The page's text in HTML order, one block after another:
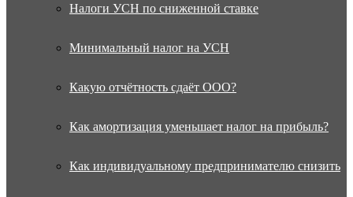
Налоги УСН по сниженной ставке
Минимальный налог на УСН
Какую отчётность сдаёт ООО?
Как амортизация уменьшает налог на прибыль?
Как индивидуальному предпринимателю снизить